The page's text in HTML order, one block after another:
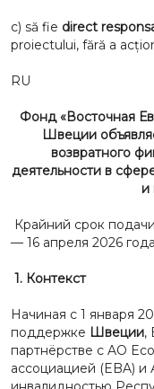
c) să fie direct
proiectului, fără a
RU
Фонд «Восточная
Швеции
возвратного
деятельности в
и
Крайний срок
— 16 апреля 2026
1. Контекст
Начиная с 1 января
поддержке Швеции,
партнёрстве с AO
ассоциацией (EBA) и